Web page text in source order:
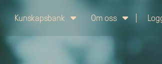
Kunskapsbank Om oss